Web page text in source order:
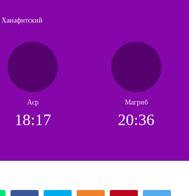
Ханафитский
Аср
18:17
Магриб
20:36